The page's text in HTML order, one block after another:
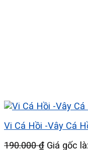
Vi Cá Hồi -Vây Cá
190.000₫ Giá gốc